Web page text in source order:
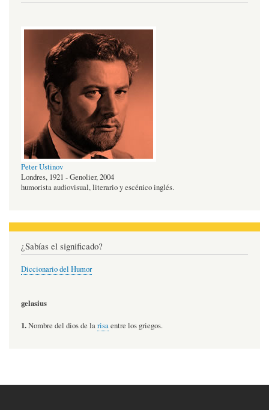
Peter Ustinov
Londres, 1921 - Genolier, 2004
humorista audiovisual, literario y escénico inglés.
¿Sabías el significado?
Diccionario del Humor
gelasius
1.Nombre del dios de larisaentre los griegos.